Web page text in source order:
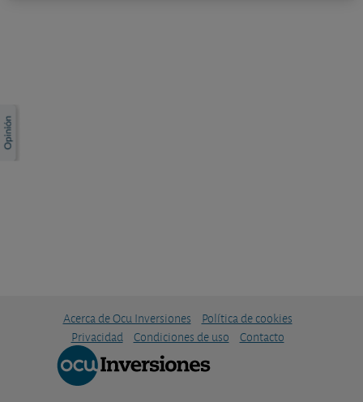
Acerca de Ocu Inversiones
Política de cookies
Privacidad
Condiciones de uso Contacto